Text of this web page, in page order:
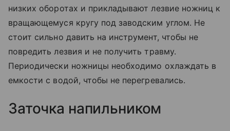
низких оборотах и прикладывают лезвие ножниц к
вращающемуся кругу под заводским углом. Не
стоит сильно давить на инструмент, чтобы не
повредить лезвия и не получить травму.
Периодически ножницы необходимо охлаждать в
емкости с водой, чтобы не перегревались.
Заточка напильником